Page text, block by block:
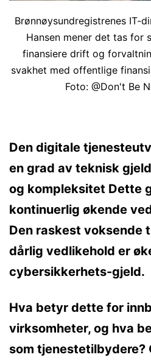
Brønnøysundregistrenes IT-
Hansen mener det tas for
finansiere drift og
svakhet med offentlige
Foto: @Don't Be
Den digitale
en grad av teknisk
og kompleksitet Dette
kontinuerlig økende
Den raskest voksende
dårlig vedlikehold er
cybersikkerhets-gjeld.
Hva betyr dette for
virksomheter, og hva
som tjenestetilbydere?